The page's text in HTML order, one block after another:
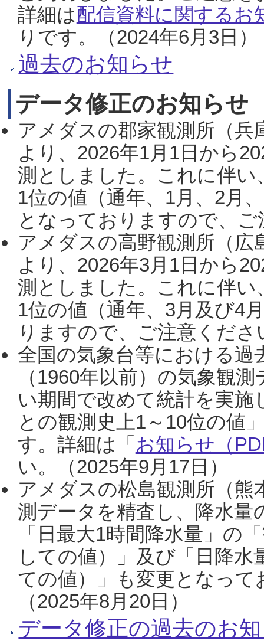
詳細は配信資料に関するお
りです。（2024年6月3日）
過去のお知らせ
データ修正のお知らせ
アメダスの郡家観測所（
より、2026年1月1日から
測としました。これに伴い
1位の値（通年、1月、2月
となっておりますので、
アメダスの高野観測所（
より、2026年3月1日から
測としました。これに伴い
1位の値（通年、3月及び4
りますので、ご注意くだ
全国の気象台等における過
（1960年以前）の気象観
い期間で改めて統計を実
との観測史上1～10位の値
す。詳細は「 お知らせ（
い。（2025年9月17日）
アメダスの松島観測所（熊
測データを精査し、降水
「日最大1時間降水量」の
しての値）」及び「日降
ての値）」も変更となっ
（2025年8月20日）
データ修正の過去のお